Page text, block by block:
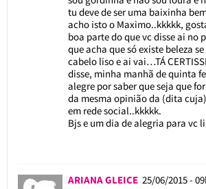
tu deve de ser uma baixinha
acho isto o Maximo..kkkkk,
boa parte do que vc disse ai no
que acha que só existe beleza
cabelo liso e ai vai…TÁ
disse, minha manhã de quinta
alegre por saber que seja que
da mesma opinião da (dita
em rede social..kkkkk.
Bjs e um dia de alegria para vc
ARIANA GLEICE 25/06/2015 -